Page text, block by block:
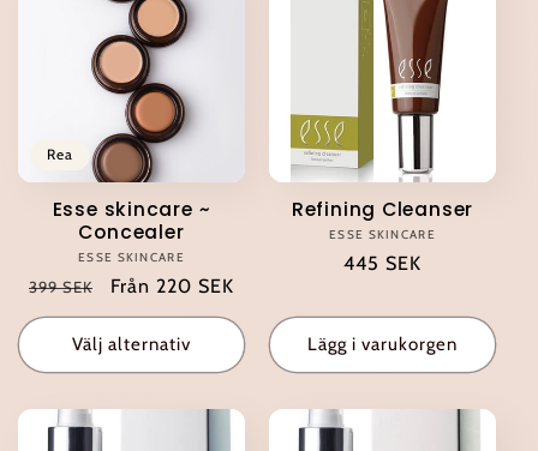
Rea
Esse skincare ~
Concealer
Säljare:
ESSE SKINCARE
Ordinarie
pris
399 SEK Försäljningspris
Från 220 SEK
Välj alternativ
Refining Cleanser
Säljare:
ESSE SKINCARE
Ordinarie
445 SEK
Lägg i varukorgen